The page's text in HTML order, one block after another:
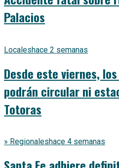
Palacios
Localeshace 2 semanas
Desde este viernes,
podrán circular ni
Totoras
» Regionaleshace 4 semanas